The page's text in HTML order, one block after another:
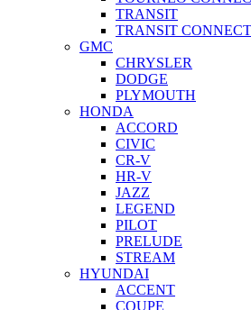
TRANSIT
TRANSIT CONNECT
GMC
CHRYSLER
DODGE
PLYMOUTH
HONDA
ACCORD
CIVIC
CR-V
HR-V
JAZZ
LEGEND
PILOT
PRELUDE
STREAM
HYUNDAI
ACCENT
COUPE